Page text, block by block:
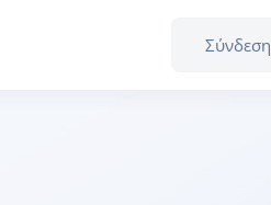
Σύνδεση